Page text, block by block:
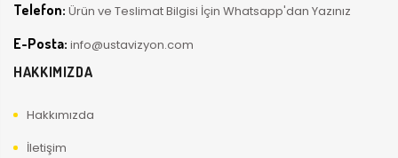
Telefon: Ürün ve Teslimat Bilgisi İçin Whatsapp'dan Yazınız
E-Posta: info@ustavizyon.com
HAKKIMIZDA
Hakkımızda
İletişim